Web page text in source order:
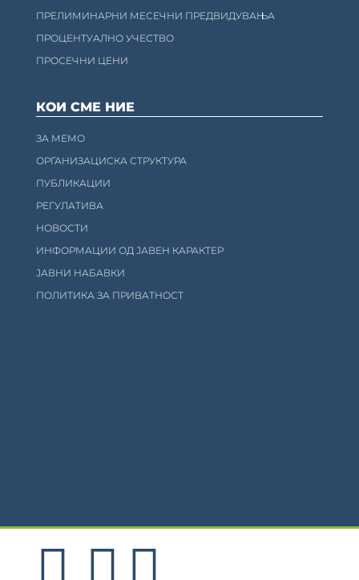
ПРЕЛИМИНАРНИ МЕСЕЧНИ ПРЕДВИДУВАЊА
ПРОЦЕНТУАЛНО УЧЕСТВО
ПРОСЕЧНИ ЦЕНИ
КОИ СМЕ НИЕ
ЗА МЕМО
ОРГАНИЗАЦИСКА СТРУКТУРА
ПУБЛИКАЦИИ
РЕГУЛАТИВА
НОВОСТИ
ИНФОРМАЦИИ ОД ЈАВЕН КАРАКТЕР
ЈАВНИ НАБАВКИ
ПОЛИТИКА ЗА ПРИВАТНОСТ